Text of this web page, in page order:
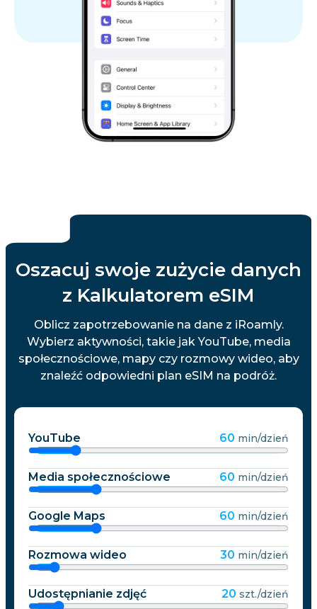
Oszacuj swoje zużycie danych
z Kalkulatorem eSIM
Oblicz zapotrzebowanie na dane z iRoamly.
Wybierz aktywności, takie jak YouTube, media
społecznościowe, mapy czy rozmowy wideo, aby
znaleźć odpowiedni plan eSIM na podróż.
YouTube 60 min/dzień
Media społecznościowe 60 min/dzień
Google Maps 60 min/dzień
Rozmowa wideo 30 min/dzień
Udostępnianie zdjęć 20 szt./dzień